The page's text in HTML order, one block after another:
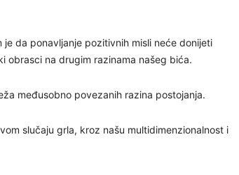
da ponavljanje pozitivnih misli neće donijeti
obrasci na drugim razinama našeg bića.
međusobno povezanih razina postojanja.
slučaju grla, kroz našu multidimenzionalnost i